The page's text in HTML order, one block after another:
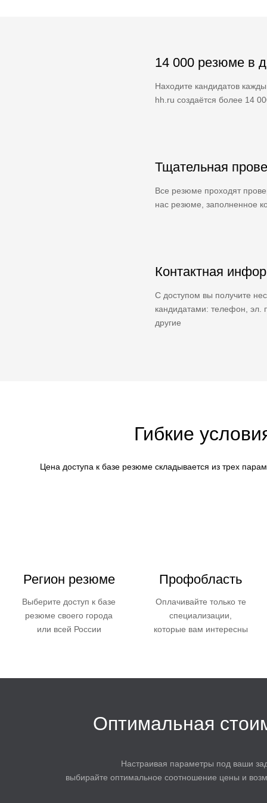
14 000 резюме в
Находите кандидатов
hh.ru создаётся более 14
Тщательная
Все резюме проходят
нас резюме, заполненное
Контактная
С доступом вы получите
кандидатами: телефон, эл.
другие
Гибкие
Цена доступа к базе резюме складывается из трех
Регион резюме
Выберите доступ к базе
резюме своего города
или всей России
Профобласть
Оплачивайте только те
специализации,
которые вам интересны
Оптимальная
Настраивая параметры под ваши
выбирайте оптимальное соотношение цены и